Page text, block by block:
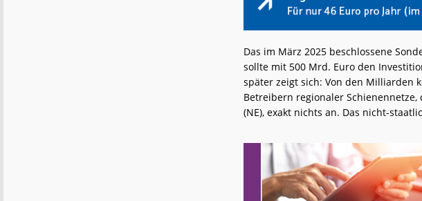
Das im März 2025 beschlossene
sollte mit 500 Mrd. Euro den
später zeigt sich: Von den Milliarden
Betreibern regionaler
(NE), exakt nichts an. Das nicht-